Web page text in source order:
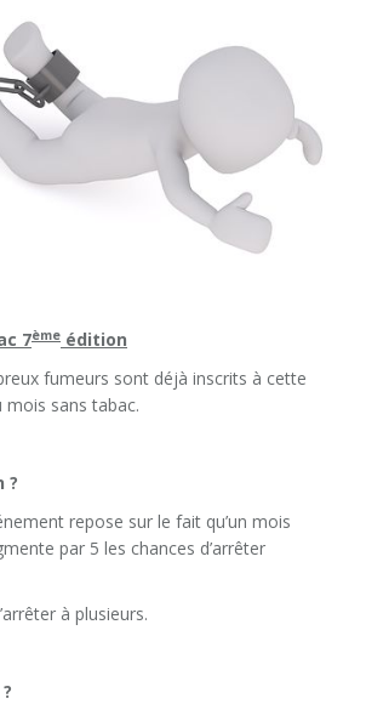
7ème édition
fumeurs sont déjà inscrits à cette
sans tabac.
?
repose sur le fait qu’un mois
par 5 les chances d’arrêter
à plusieurs.